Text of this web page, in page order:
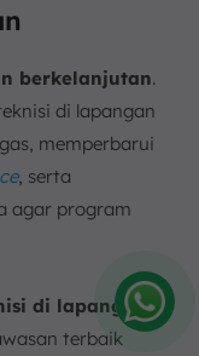
berkelanjutan.
di lapangan
memperbarui
, serta
agar program
di lapangan,
terbaikAmelia